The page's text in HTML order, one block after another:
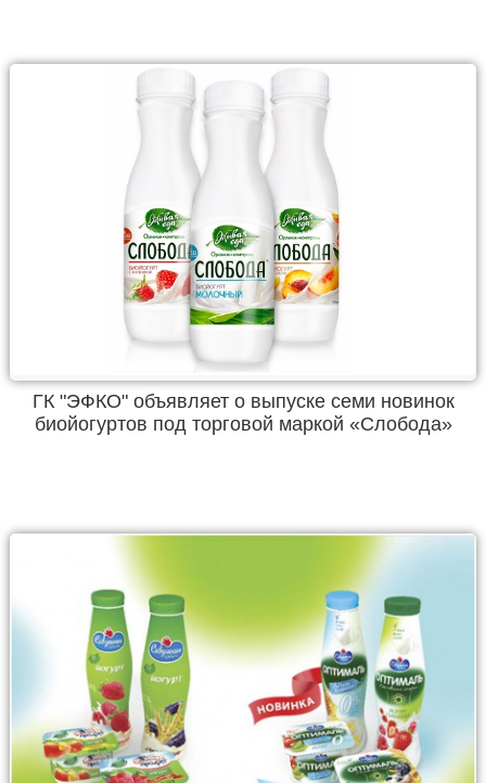
ГК "ЭФКО" объявляет о выпуске семи новинок
биойогуртов под торговой маркой «Слобода»